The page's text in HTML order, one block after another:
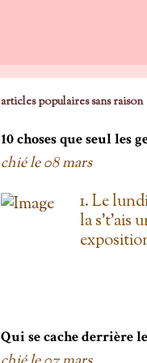
articles populaires sans raison
10 choses que seul
chié le08 mars
1. Le
la s't'ais
toi, on
pas de
as
Qui se cache derrière